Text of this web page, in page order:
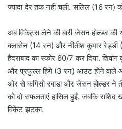
ज्यादा देर तक नहीं चली. सलिल (16 रन)
अब विकेट्स लेने की बारी जेसन होल्डर की
क्लासेन (14 रन) और नीतीश कुमार
हैदराबाद का स्कोर 60/7 कर दिया.
और प्रफुल्ल हिंगे (3 रन) आउट होने वाले
ओर से कगिसो रबाडा और जेसन होल्डर ने
को दो सफलताएं हासिल हुईं. जबकि
विकेट झटका.